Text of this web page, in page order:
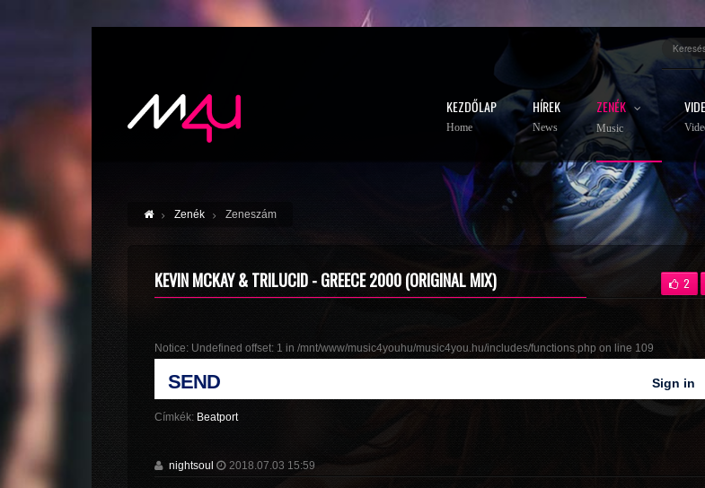
KEZDŐLAP
Home
HÍREK
News
ZENÉK
Music
Zenék Zeneszám
KEVIN MCKAY & TRILUCID - GREECE 2000 (ORIGINAL MIX) 2
Notice: Undefined offset: 1 in /mnt/www/music4youhu/music4you.hu/includes/functions.php on line 109
Címkék: Beatport
nightsoul 2018.07.03 15:59